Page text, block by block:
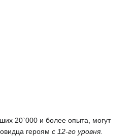
20`000 и более опыта, могут
героям с 12-го уровня.